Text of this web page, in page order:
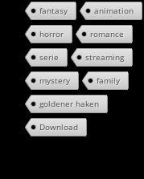
fantasy animation
horror romance
serie streaming
mystery family
goldener haken
Download